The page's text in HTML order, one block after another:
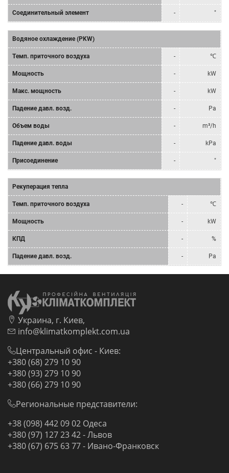
Соединительный элемент - "
Водяное охлаждение (PKW)
Tемп. приточного воздуха - ℃
Мощность - kW
Mакс. мощность - kW
Падение давл. возд. - Pa
Объем воды - m³/h
Падение давл. воды - kPa
Присоединение - "
Рекуперация тепла
Tемп. приточного воздуха - ℃
Мощность - kW
КПД - %
Падение давл. возд. - Pa
Украина, г. Киев,
info@klimatkomplekt.com.ua
Центральный офис - Киев:
+380 (68) 279 10 90
+380 (93) 279 10 90
+380 (66) 279 10 90
Региональные представители:
+38 (098) 442 09 02 Одеса
+380 (97) 127 23 42 - Львов
+380 (67) 675 63 77 - Ивано-Франковск